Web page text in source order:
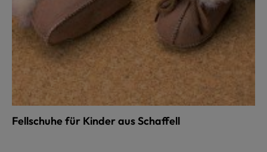
Fellschuhe für Kinder aus Schaffell